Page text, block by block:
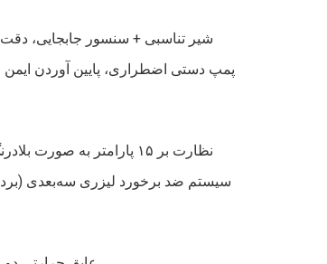
شیر تناسبی + سنسور جابجایی،
پمپ دستی اضطراری، پایین آوردن
نظارت بر ۱۵ پارامتر به صورت بلادرنگ، از جمله تنش تیر و نشست پایه‌ها
سیستم ضد برخورد لیزری سه‌بعدی (برد هشدار ۷۰ متر، دقت